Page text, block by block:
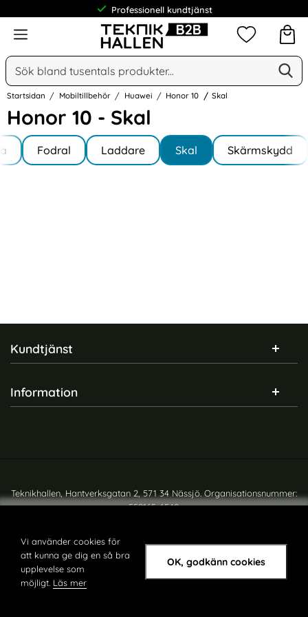
Vi använder cookies för
att kunna ge dig en så bra
upplevelse som
möjligt. Läs mer
OK, godkänn cookies
Professionell kundtjänst
Meny
Sök
Sök på Narse Group AB
Mina
Startsidan Mobiltillbehör Huawei Honor 10 Skal
Honor 10 - Skal
Hoppa
till
produkter
Underkategorier
Fodral Laddare Skal Skärmskydd
Sidfot Blandad info och länkar
Kundtjänst
Information
Teknikhallen, Hantverksgatan 2, 571 34 Nässjö. Organisationsnummer:
559165-6540